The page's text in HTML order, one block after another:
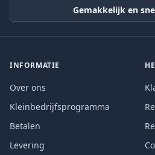
Gemakkelijk en
INFORMATIE
Over ons
Kleinbedrijfsprogramma
Betalen
Levering